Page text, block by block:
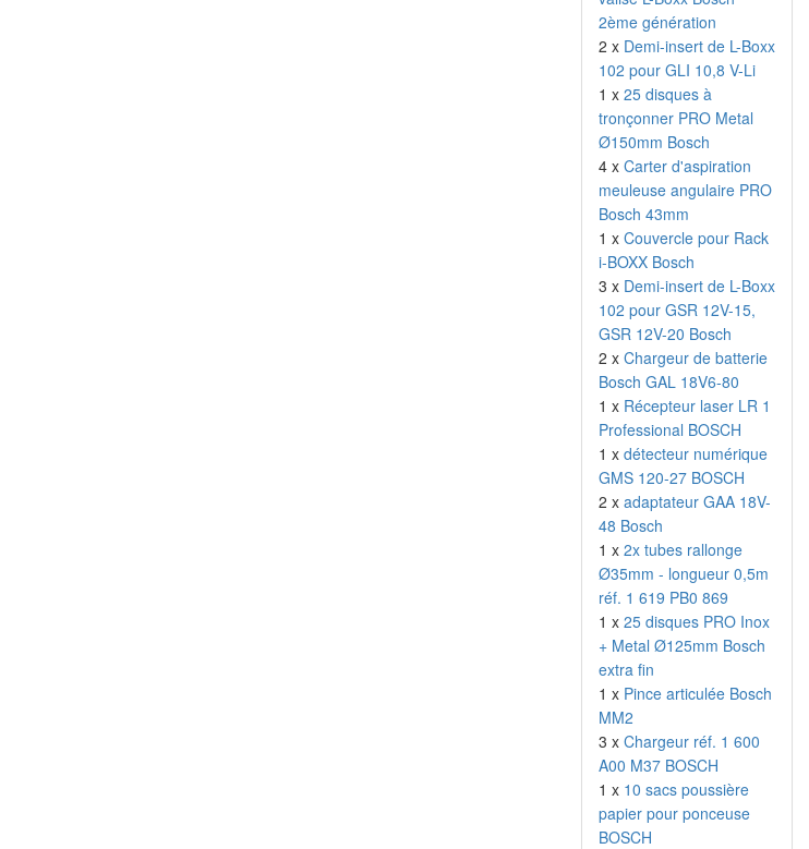
2ème génération
2 x Demi-insert de L-Boxx
102 pour GLI 10,8 V-Li
1 x 25 disques à
tronçonner PRO Metal
Ø150mm Bosch
4 x Carter d'aspiration
meuleuse angulaire PRO
Bosch 43mm
1 x Couvercle pour Rack
i-BOXX Bosch
3 x Demi-insert de L-Boxx
102 pour GSR 12V-15,
GSR 12V-20 Bosch
2 x Chargeur de batterie
Bosch GAL 18V6-80
1 x Récepteur laser LR 1
Professional BOSCH
1 x détecteur numérique
GMS 120-27 BOSCH
2 x adaptateur GAA 18V-
48 Bosch
1 x 2x tubes rallonge
Ø35mm - longueur 0,5m
réf. 1 619 PB0 869
1 x 25 disques PRO Inox
+ Metal Ø125mm Bosch
extra fin
1 x Pince articulée Bosch
MM2
3 x Chargeur réf. 1 600
A00 M37 BOSCH
1 x 10 sacs poussière
papier pour ponceuse
BOSCH